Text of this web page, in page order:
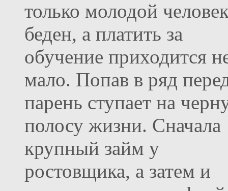
только молодой
беден, а платить за
обучение приходится
мало. Попав в ряд
парень ступает на
полосу жизни. Сначала
крупный займ у
ростовщика, а затем и